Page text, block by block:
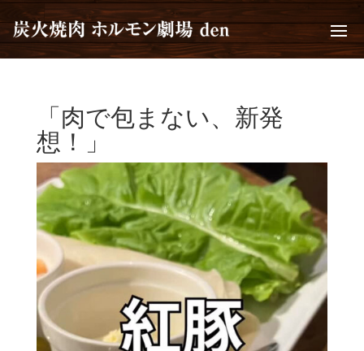
「肉で包まない、新発
想！」